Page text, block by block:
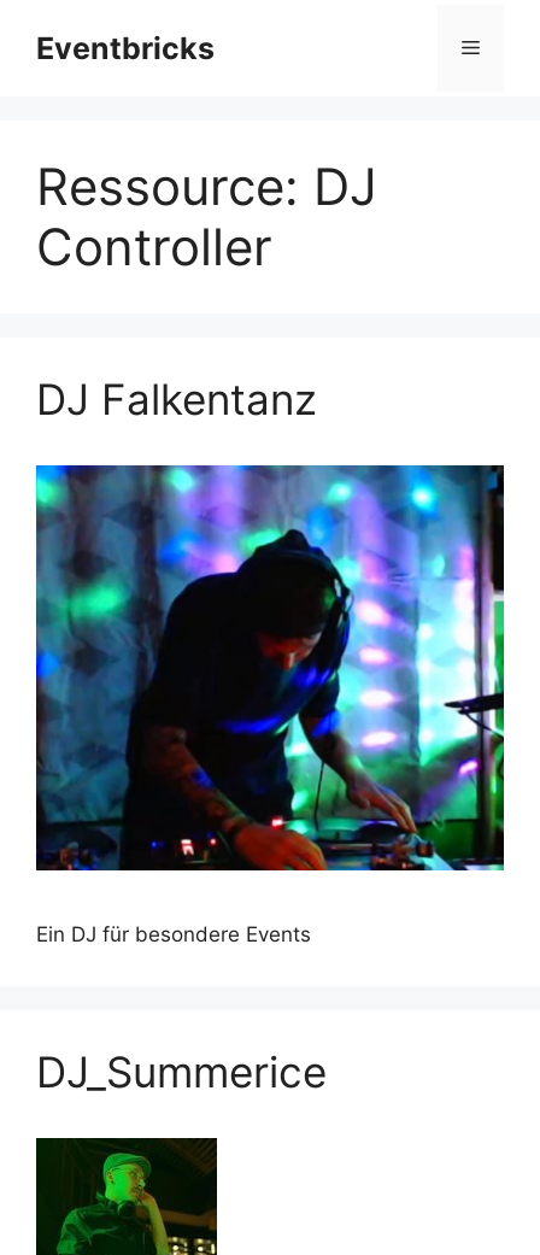
InhaltEventbricks Menü
Ressource: DJ
Controller
DJ Falkentanz
Ein DJ für besondere Events
DJ_Summerice